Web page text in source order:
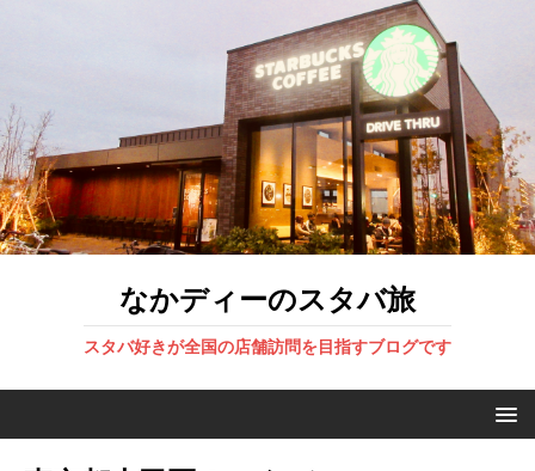
なかディーのスタバ旅
スタバ好きが全国の店舗訪問を目指すブログです